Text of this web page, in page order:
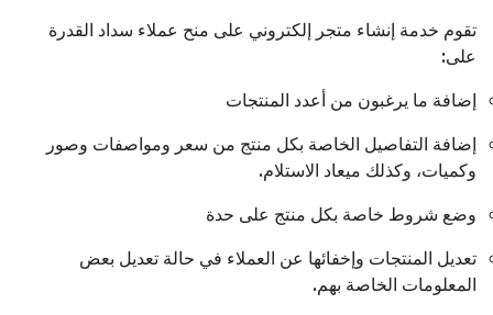
تقوم خدمة إنشاء متجر إلكتروني على منح عملاء سداد القدرة
على:
إضافة ما يرغبون من أعدد المنتجات
إضافة التفاصيل الخاصة بكل منتج من سعر ومواصفات وصور
وكميات، وكذلك ميعاد الاستلام.
وضع شروط خاصة بكل منتج على حدة
تعديل المنتجات وإخفائها عن العملاء في حالة تعديل بعض
المعلومات الخاصة بهم.